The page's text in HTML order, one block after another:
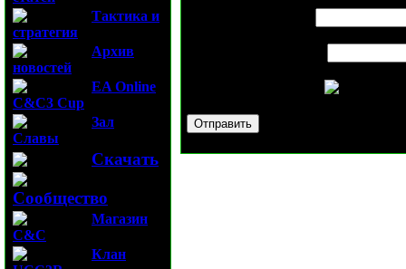
Тактика и
стратегия
Архив
новостей
EA Online
C&C3 Cup
Зал
Славы
Скачать
Сообщество
Магазин
C&C
Клан